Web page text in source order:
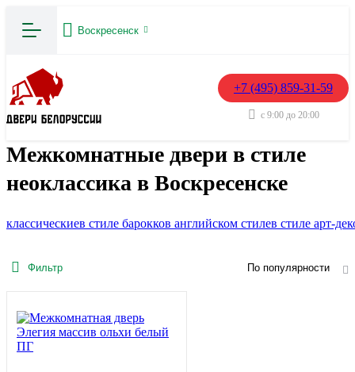
Воскресенск
+7 (495) 859-31-59
с 9:00 до 20:00
Межкомнатные двери в стиле
неоклассика в Воскресенске
классическиев стиле барокков английском стилев стиле арт-
Фильтр По популярности